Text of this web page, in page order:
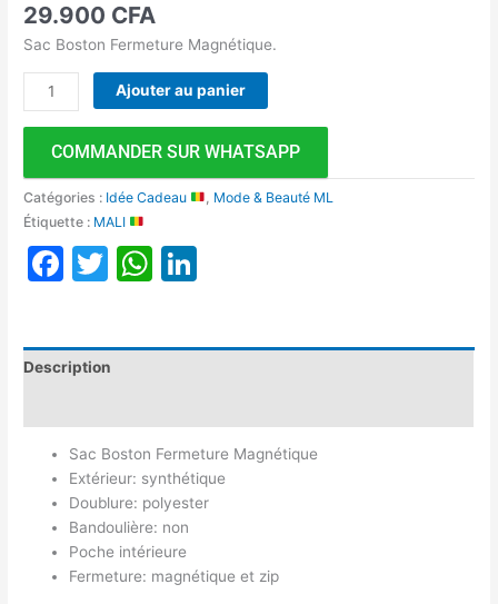
29.900 CFA
Sac Boston Fermeture Magnétique.
Ajouter au panier
COMMANDER SUR WHATSAPP
Catégories : Idée Cadeau
Mode & Beauté ML
Étiquette : MALI
Facebook
TwitterWhatsApp
Description
Sac Boston Fermeture Magnétique
Extérieur: synthétique
Doublure: polyester
Bandoulière: non
Poche intérieure
Fermeture: magnétique et zip